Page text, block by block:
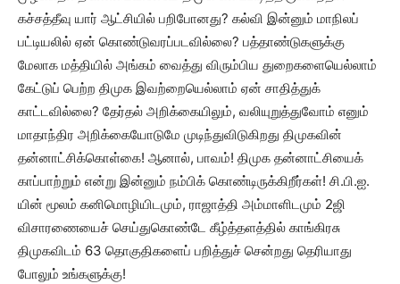
கச்சத்தீவு யார் ஆட்சியில் பறிபோனது? கல்வி இன்னும் மாநிலப்
பட்டியலில் ஏன் கொண்டுவரப்படவில்லை? பத்தாண்டுகளுக்கு
மேலாக மத்தியில் அங்கம் வைத்து விரும்பிய துறைகளையெல்லாம்
கேட்டுப் பெற்ற திமுக இவற்றையெல்லாம் ஏன் சாதித்துக்
காட்டவில்லை? தேர்தல் அறிக்கையிலும், வலியுறுத்துவோம் எனும்
மாதாந்திர அறிக்கையோடுமே முடிந்துவிடுகிறது திமுகவின்
தன்னாட்சிக்கொள்கை! ஆனால், பாவம்! திமுக தன்னாட்சியைக்
காப்பாற்றும் என்று இன்னும் நம்பிக் கொண்டிருக்கிறீர்கள்! சி.பி.ஐ.
யின் மூலம் கனிமொழியிடமும், ராஜாத்தி அம்மாளிடமும் 2ஜி
விசாரணையைச் செய்துகொண்டே கீழ்த்தளத்தில் காங்கிரசு
திமுகவிடம் 63 தொகுதிகளைப் பறித்துச் சென்றது தெரியாது
போலும் உங்களுக்கு!